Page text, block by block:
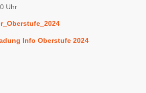
Uhr
Info Oberstufe 2024